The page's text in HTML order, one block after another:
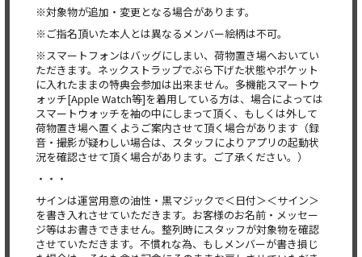
※対象物が追加・変更となる場合があります。
※ご指名頂いた本人とは異なるメンバー絵柄は不可。
※スマートフォンはバッグにしまい、荷物置き場へおいてい
ただきます。ネックストラップでぶら下げた状態やポケット
に入れたままの特典会参加は出来ません。多機能スマートウ
ォッチ[Apple Watch等]を着用している方は、場合によっては
スマートウォッチを袖の中にしまって頂く、もしくは外して
荷物置き場へ置くようご案内させて頂く場合があります（録
音・撮影が疑わしい場合は、スタッフによりアプリの起動状
況を確認させて頂く場合があります。ご了承ください。）
・・・
サインは運営用意の油性・黒マジックで＜日付＞＜サイン＞
を書き入れさせていただきます。お客様のお名前・メッセー
ジ等はお書きできません。整列時にスタッフが対象物を確認
させていただきます。不慣れな為、もしメンバーが書き損じ